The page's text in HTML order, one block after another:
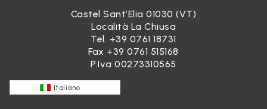
Castel Sant’Elia 01030 (VT)
Località La Chiusa
Tel. +39 0761 18731
Fax +39 0761 515168
P.Iva 00273310565
Italiano